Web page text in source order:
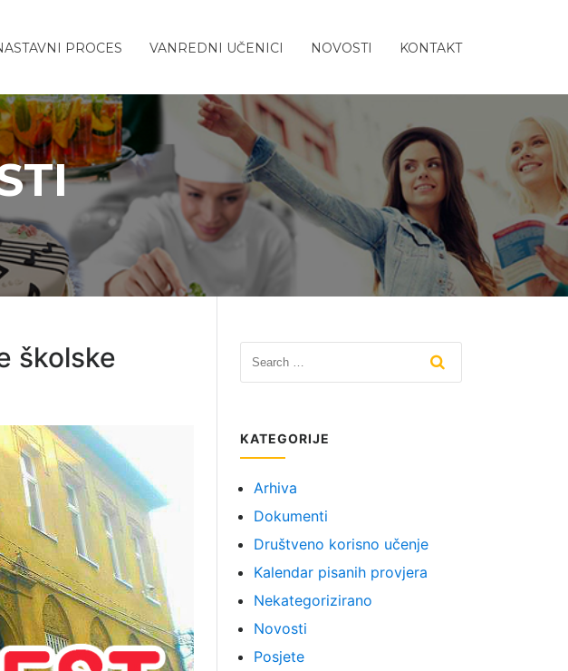
PROCES VANREDNI UČENICI NOVOSTI KONTAKT
školske
KATEGORIJE
Arhiva
Dokumenti
Društveno korisno učenje
Kalendar pisanih provjera
Nekategorizirano
Novosti
Posjete